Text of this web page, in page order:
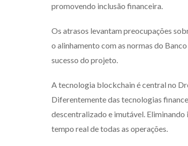
promovendo inclusão financeira.
Os atrasos levantam preocupações
o alinhamento com as normas do
sucesso do projeto.
A tecnologia blockchain é central no
Diferentemente das tecnologias
descentralizado e imutável.
tempo real de todas as operações.